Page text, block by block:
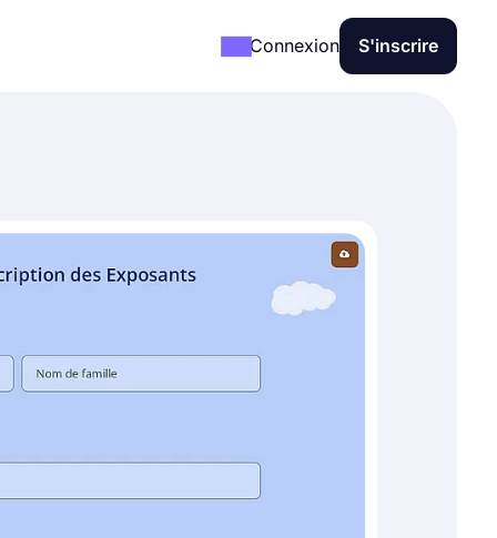
Connexion S'inscrire